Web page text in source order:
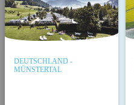
DEUTSCHLAND -
MÜNSTERTAL